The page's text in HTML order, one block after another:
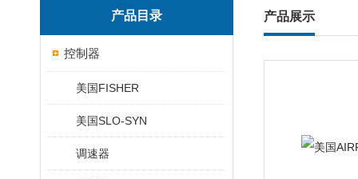
产品目录
控制器
美国FISHER
美国SLO-SYN
调速器
产品展示